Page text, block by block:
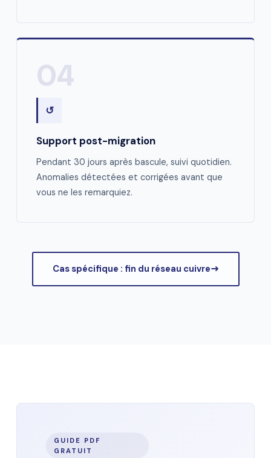
04
↺
Support post-migration
Pendant 30 jours après bascule, suivi quotidien.
Anomalies détectées et corrigées avant que
vous ne les remarquiez.
Cas spécifique : fin du réseau cuivre
GUIDE PDF
GRATUIT